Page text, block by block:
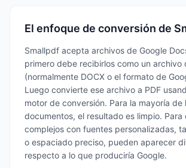
El enfoque de conversión de
Smallpdf acepta archivos de Google
primero debe recibirlos como un archivo
(normalmente DOCX o el formato de
Luego convierte ese archivo a PDF
motor de conversión. Para la mayoría de
documentos, el resultado es limpio. Para
complejos con fuentes personalizadas,
o espaciado preciso, pueden aparecer
respecto a lo que produciría Google.